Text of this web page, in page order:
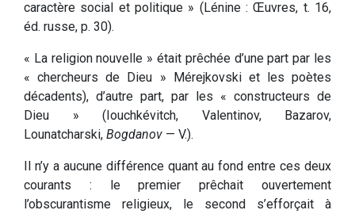
caractère social et politique » (Lénine : Œuvres, t. 16,
éd. russe, p. 30).
« La religion nouvelle » était prêchée d’une part par les
« chercheurs de Dieu » Mérejkovski et les poètes
décadents), d’autre part, par les « constructeurs de
Dieu » (Iouchkévitch, Valentinov, Bazarov,
Lounatcharski, Bogdanov — V.).
Il n’y a aucune différence quant au fond entre ces deux
courants : le premier prêchait ouvertement
l’obscurantisme religieux, le second s’efforçait à